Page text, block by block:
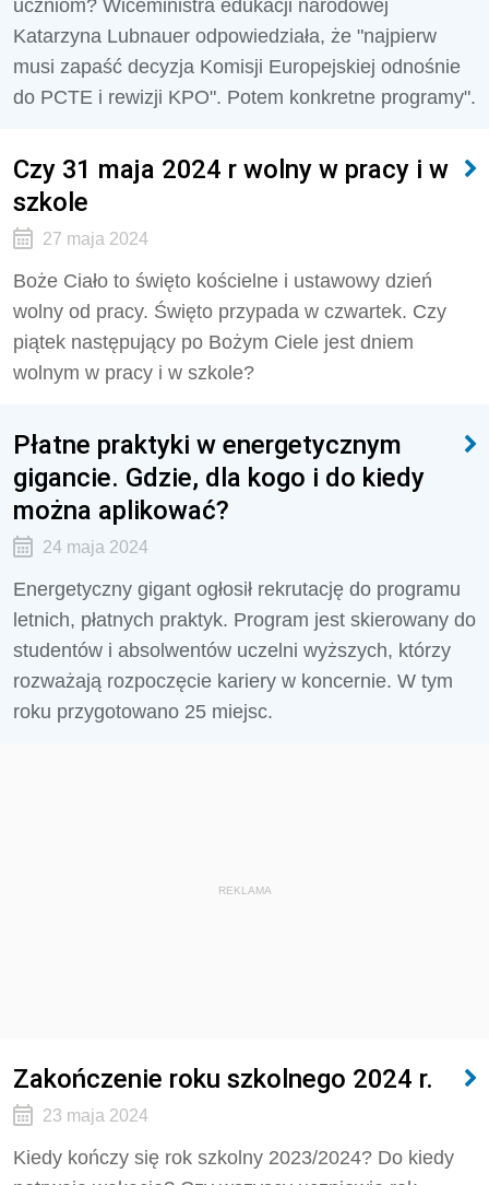
uczniom? Wiceministra edukacji narodowej
Katarzyna Lubnauer odpowiedziała, że "najpierw
musi zapaść decyzja Komisji Europejskiej odnośnie
do PCTE i rewizji KPO". Potem konkretne programy".
Czy 31 maja 2024 r wolny w pracy i w
szkole
27 maja 2024
Boże Ciało to święto kościelne i ustawowy dzień
wolny od pracy. Święto przypada w czwartek. Czy
piątek następujący po Bożym Ciele jest dniem
wolnym w pracy i w szkole?
Płatne praktyki w energetycznym
gigancie. Gdzie, dla kogo i do kiedy
można aplikować?
24 maja 2024
Energetyczny gigant ogłosił rekrutację do programu
letnich, płatnych praktyk. Program jest skierowany do
studentów i absolwentów uczelni wyższych, którzy
rozważają rozpoczęcie kariery w koncernie. W tym
roku przygotowano 25 miejsc.
REKLAMA
Zakończenie roku szkolnego 2024 r.
23 maja 2024
Kiedy kończy się rok szkolny 2023/2024? Do kiedy